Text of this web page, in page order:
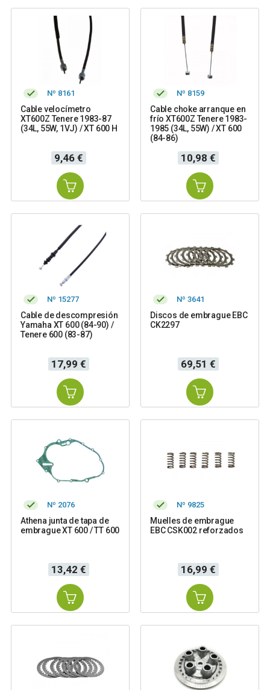
Nº 8161
Cable velocímetro
XT600Z Tenere 1983-87
(34L, 55W, 1VJ) / XT 600 H
Precio
9,46 €
Nº 8159
Cable choke arranque en
frío XT600Z Tenere 1983-
1985 (34L, 55W) / XT 600
(84-86)
Precio
10,98 €
Nº 15277
Cable de descompresión
Yamaha XT 600 (84-90) /
Tenere 600 (83-87)
Precio
17,99 €
Nº 3641
Discos de embrague EBC
CK2297
Precio
69,51 €
Nº 2076
Athena junta de tapa de
embrague XT 600 / TT 600
Precio
13,42 €
Nº 9825
Muelles de embrague
EBC CSK002 reforzados
Precio
16,99 €